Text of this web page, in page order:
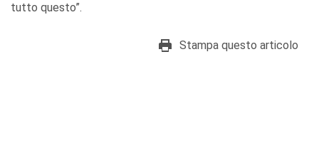
tutto questo”.
Stampa questo articolo